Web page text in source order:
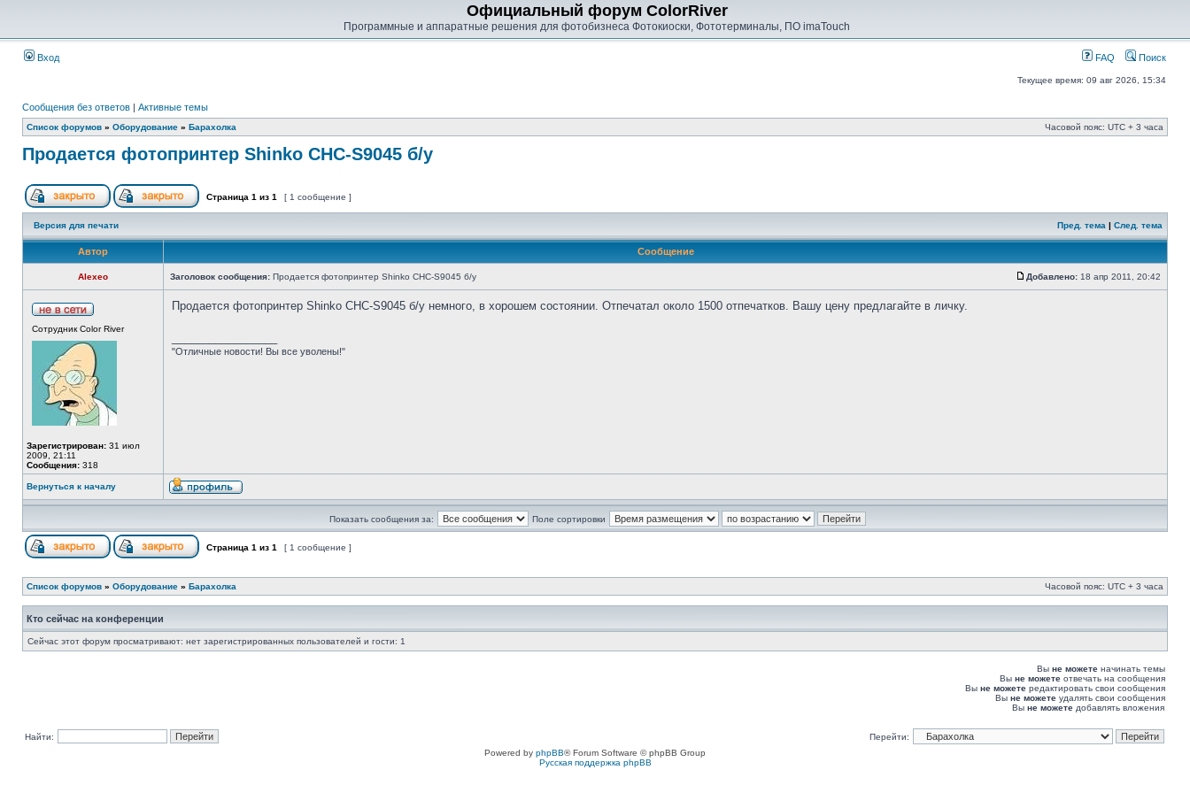
Официальный форум ColorRiver
Программные и аппаратные решения для фотобизнеса Фотокиоски, Фототерминалы, ПО imaTouch
Вход FAQ Поиск
Текущее время: 09 авг 2026, 15:34
Сообщения без ответов | Активные темы
Список форумов » Оборудование » Барахолка Часовой пояс: UTC + 3 часа
Продается фотопринтер Shinko CHC-S9045 б/у
Страница 1 из 1 [ 1 сообщение ]
Версия для печати Пред. тема | След. тема
Автор Сообщение
Alexeo Заголовок сообщения: Продается фотопринтер Shinko CHC-S9045 б/у Добавлено: 18 апр 2011, 20:42
Сотрудник Color River
Зарегистрирован: 31 июл
2009, 21:11
Сообщения: 318
Продается фотопринтер Shinko CHC-S9045 б/у немного, в хорошем состоянии. Отпечатал около 1500 отпечатков. Вашу цену предлагайте в личку.
"Отличные новости! Вы все уволены!"
Вернуться к началу
Показать сообщения за: Поле сортировки
Страница 1 из 1 [ 1 сообщение ]
Список форумов » Оборудование » Барахолка Часовой пояс: UTC + 3 часа
Кто сейчас на конференции
Сейчас этот форум просматривают: нет зарегистрированных пользователей и гости: 1
Вы не можете начинать темы
Вы не можете отвечать на сообщения
Вы не можете редактировать свои сообщения
Вы не можете удалять свои сообщения
Вы не можете добавлять вложения
Найти:
Перейти:
Powered by phpBB® Forum Software © phpBB Group
Русская поддержка phpBB